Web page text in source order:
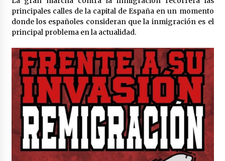
principales calles de la capital de España en un momento
donde los españoles consideran que la inmigración es el
principal problema en la actualidad.